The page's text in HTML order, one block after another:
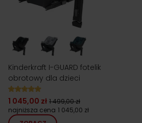
Kinderkraft I-GUARD fotelik
obrotowy dla dzieci
1 045,00 zł 1 499,00 zł
najniższa cena 1 045,00 zł